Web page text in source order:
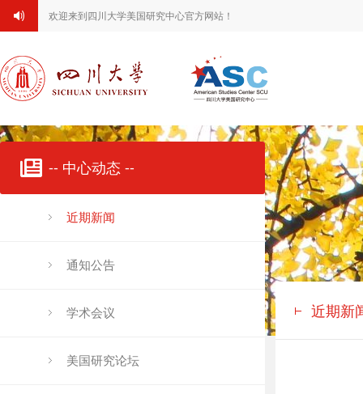
欢迎来到四川大学美国研究中心官方网站！
-- 中心动态 --
近期新闻
通知公告
学术会议
美国研究论坛
近期新